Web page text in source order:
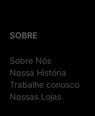
SOBRE
Sobre Nós
Nossa História
Trabalhe conosco
Nossas Lojas